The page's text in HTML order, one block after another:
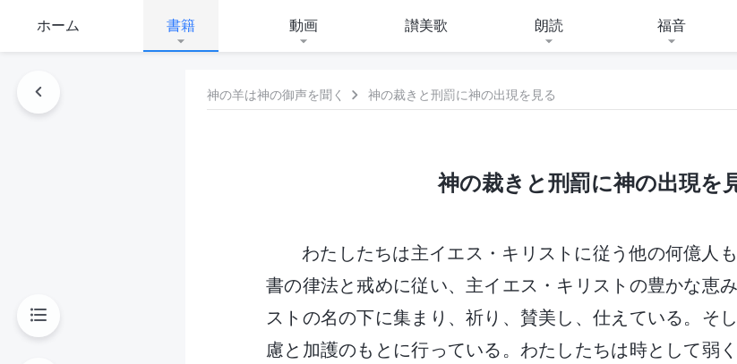
ホーム 書籍 動画 讃美歌 朗読 福音
神の羊は神の御声を聞く 神の裁きと刑罰に神の出現を見る
神の裁きと刑罰に神の出現を
わたしたちは主イエス・キリストに従う他の何億人
書の律法と戒めに従い、主イエス・キリストの豊かな恵
ストの名の下に集まり、祈り、賛美し、仕えている。そ
慮と加護のもとに行っている。わたしたちは時として弱